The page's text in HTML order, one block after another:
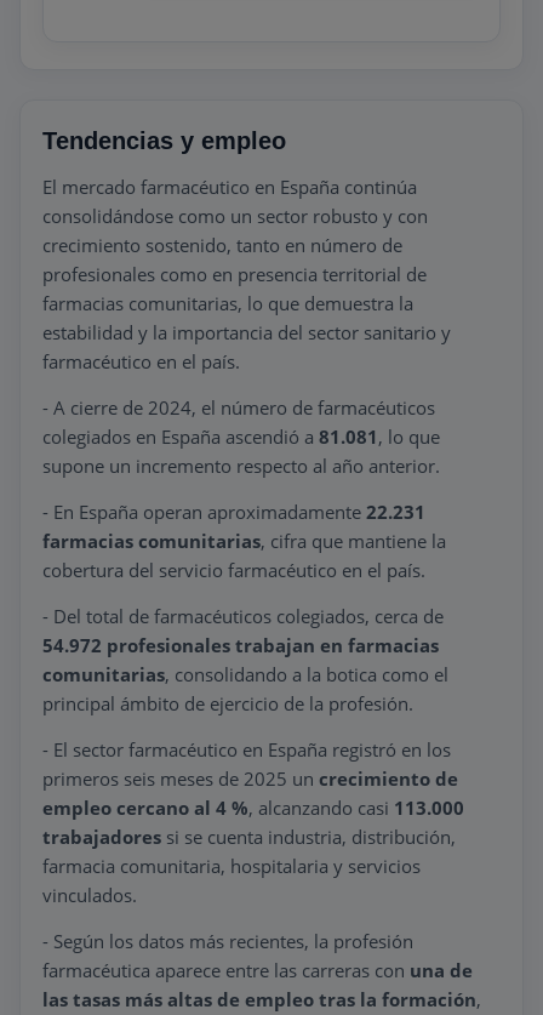
Tendencias y empleo
El mercado farmacéutico en España continúa
consolidándose como un sector robusto y con
crecimiento sostenido, tanto en número de
profesionales como en presencia territorial de
farmacias comunitarias, lo que demuestra la
estabilidad y la importancia del sector sanitario y
farmacéutico en el país.
- A cierre de 2024, el número de farmacéuticos
colegiados en España ascendió a 81.081 , lo que
supone un incremento respecto al año anterior.
- En España operan aproximadamente 22.231
farmacias comunitarias, cifra que mantiene la
cobertura del servicio farmacéutico en el país.
- Del total de farmacéuticos colegiados, cerca de
54.972 profesionales trabajan en farmacias
comunitarias, consolidando a la botica como el
principal ámbito de ejercicio de la profesión.
- El sector farmacéutico en España registró en los
primeros seis meses de 2025 un crecimiento de
empleo cercano al 4 %, alcanzando casi 113.000
trabajadores si se cuenta industria, distribución,
farmacia comunitaria, hospitalaria y servicios
vinculados.
- Según los datos más recientes, la profesión
farmacéutica aparece entre las carreras con una de
las tasas más altas de empleo tras la formación,